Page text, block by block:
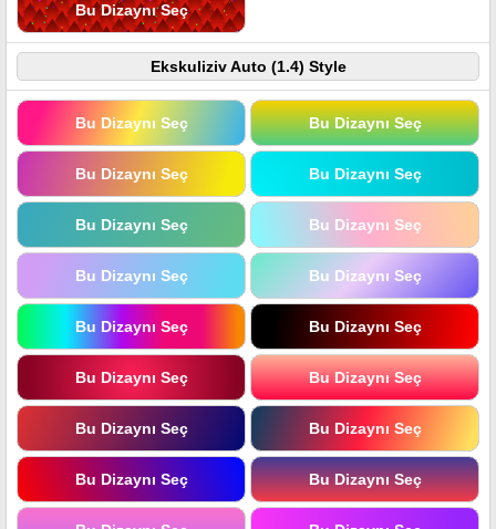
Bu Dizaynı Seç
Ekskuliziv Auto (1.4) Style
Bu Dizaynı Seç Bu Dizaynı Seç
Bu Dizaynı Seç Bu Dizaynı Seç
Bu Dizaynı Seç Bu Dizaynı Seç
Bu Dizaynı Seç Bu Dizaynı Seç
Bu Dizaynı Seç Bu Dizaynı Seç
Bu Dizaynı Seç Bu Dizaynı Seç
Bu Dizaynı Seç Bu Dizaynı Seç
Bu Dizaynı Seç Bu Dizaynı Seç